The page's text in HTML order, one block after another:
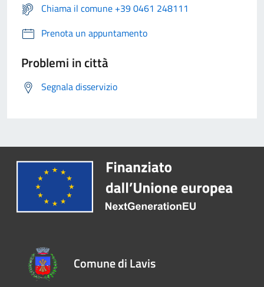
Chiama il comune +39 0461 248111
Prenota un appuntamento
Problemi in città
Segnala disservizio
Comune di Lavis